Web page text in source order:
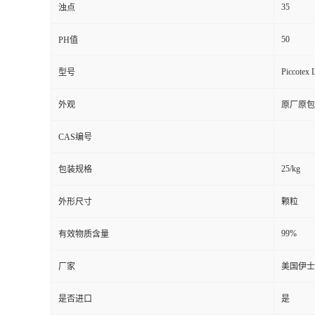
浊点 35
PH值 50
型号 Piccotex
外观 原厂原包
CAS编号
包装规格 25/kg
外形尺寸 颗粒
有效物质含量 99%
厂家 美国伊
是否进口 是